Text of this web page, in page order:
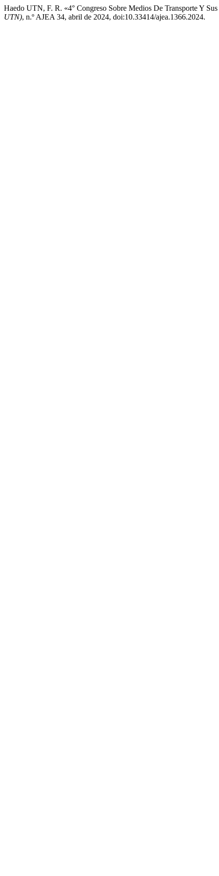
Haedo UTN, F. R. «4° Congreso Sobre Medios De Transporte Y
UTN), n.º AJEA 34, abril de 2024, doi:10.33414/ajea.1366.2024.